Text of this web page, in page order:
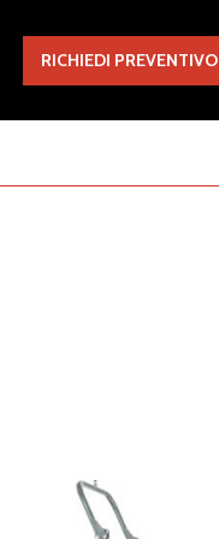
RICHIEDI PREVENTIVO